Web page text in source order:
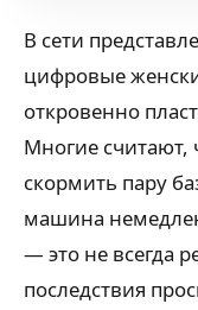
В сети
цифровые
откровенно
Многие считают,
скормить пару
машина
— это не всегда
последствия